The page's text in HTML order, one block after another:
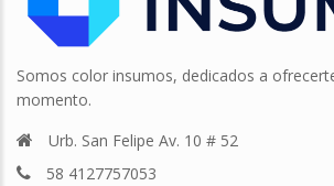
Somos color insumos, dedicados a
momento.
Urb. San Felipe Av. 10 # 52
58 4127757053